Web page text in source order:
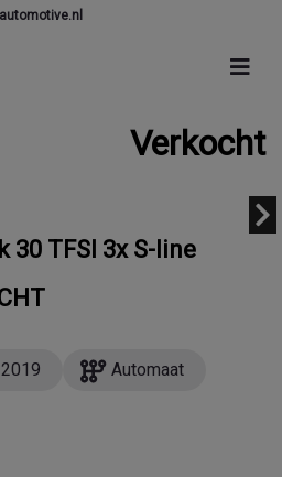
Verkocht
30 TFSI 3x S-line
2019
Automaat